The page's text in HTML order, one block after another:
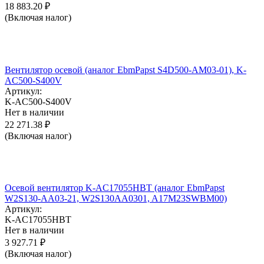
18 883.20 ₽
(Включая налог)
Вентилятор осевой (аналог EbmPapst S4D500-AM03-01), K-
AC500-S400V
Артикул:
K-AC500-S400V
Нет в наличии
22 271.38 ₽
(Включая налог)
Осевой вентилятор K-AC17055HBT (аналог EbmPapst
W2S130-AA03-21, W2S130AA0301, A17M23SWBM00)
Артикул:
K-AC17055HBT
Нет в наличии
3 927.71 ₽
(Включая налог)